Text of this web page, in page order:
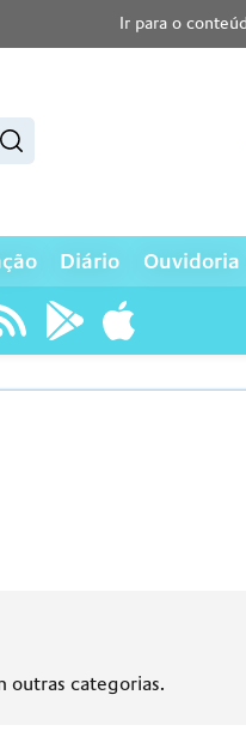
Ir para o
Diário Ouvidoria
outras categorias.